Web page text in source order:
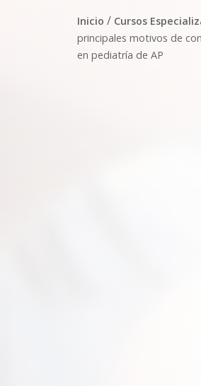
Inicio / Cursos
principales motivos de
en pediatría de AP